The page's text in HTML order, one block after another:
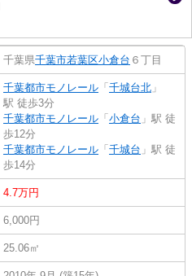
千葉県千葉市若葉区小倉台 ６丁目
千葉都市モノレール 「 千城台北 」
駅 徒歩3分
千葉都市モノレール 「 小倉台 」駅 徒
歩12分
千葉都市モノレール 「 千城台 」駅 徒
歩14分
4.7万円
6,000円
25.06㎡